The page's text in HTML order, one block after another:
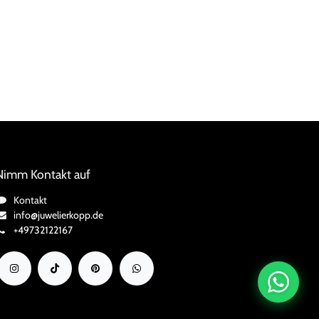
Kontakt auf
Kontakt
info@juwelierkopp.de
+49732122167